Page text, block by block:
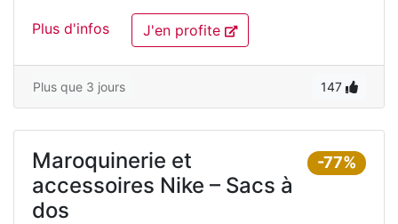
Plus d'infos J'en profite
Plus que 3 jours 147
-77%
Maroquinerie et
accessoires Nike – Sacs à
dos